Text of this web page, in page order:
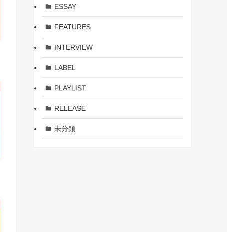
ESSAY
FEATURES
INTERVIEW
LABEL
PLAYLIST
RELEASE
未分類